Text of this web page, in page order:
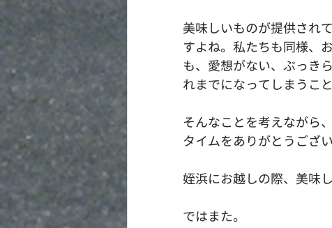
美味しいものが提供され
すよね。私たちも同様、
も、愛想がない、ぶっき
れまでになってしまうこ
そんなことを考えながら
タイムをありがとうござい
姪浜にお越しの際、美味
ではまた。